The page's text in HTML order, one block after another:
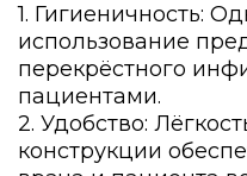
1. Гигиеничность:
использование
перекрёстного
пациентами.
2. Удобство:
конструкции